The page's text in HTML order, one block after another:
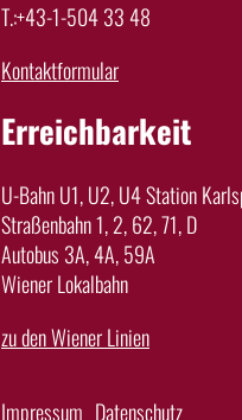
T.:+43-1-504 33 48
Kontaktformular
Erreichbarkeit
U-Bahn U1, U2, U4 Station
Straßenbahn 1, 2, 62, 71, D
Autobus 3A, 4A, 59A
Wiener Lokalbahn
zu den Wiener Linien
Impressum Datenschutz